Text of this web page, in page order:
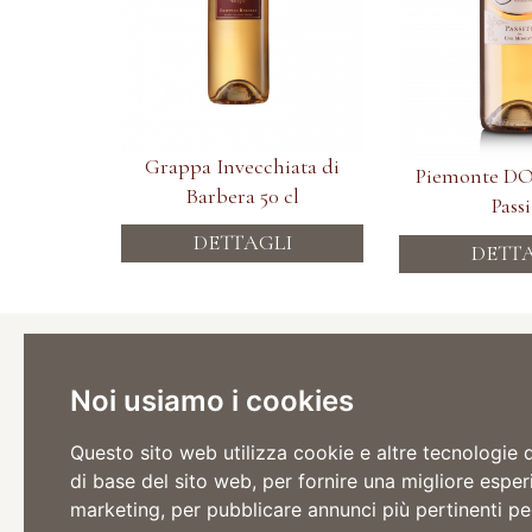
Noi usiamo i cookies
Questo sito web utilizza cookie e altre tecnologie
di base del sito web, per fornire una migliore
marketing, per pubblicare annunci più pertinenti
Grappa Invecchiata di
Barbera 50 cl
DETTAGLI
Piemonte
Fax: +39
Via
Tel: +39